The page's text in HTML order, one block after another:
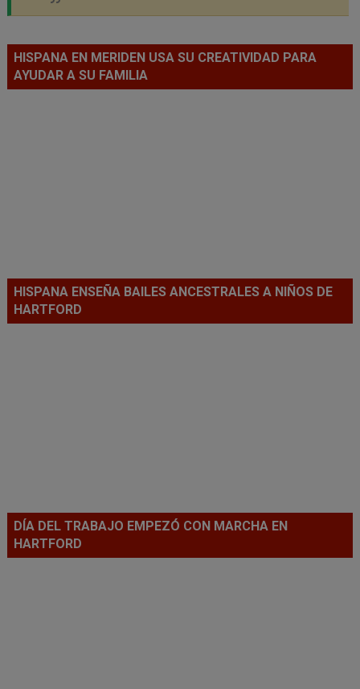
HISPANA EN MERIDEN USA SU CREATIVIDAD PARA
AYUDAR A SU FAMILIA
HISPANA ENSEÑA BAILES ANCESTRALES A NIÑOS DE
HARTFORD
DÍA DEL TRABAJO EMPEZÓ CON MARCHA EN
HARTFORD